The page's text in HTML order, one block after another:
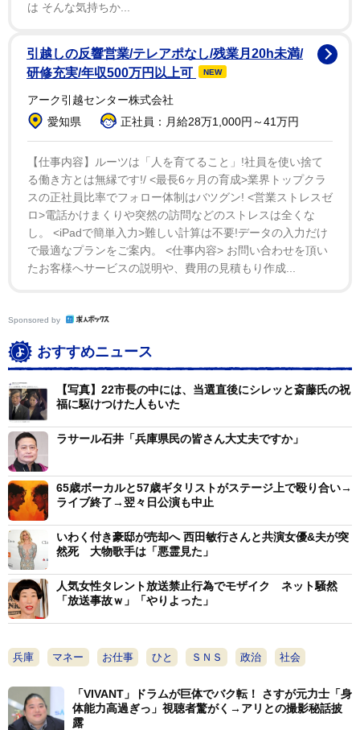
れた形だ。
同県の門隆志県議は、一部で、斎藤知事・片山元副知
事については「書類送検」とし、22市長については「書
類送付」としている報道があると指摘。「何らかの印象
操作してませんかとの疑念。使い分けをしているのであ
れば操作（注：捜査の誤記とみられる）結果送付と書類
送検の違いを聞きたい。」と疑問を投げかけていた。
は そんな気持ちか...
引越しの反響営業/テレアポなし/残業月20h未満/
研修充実/年収500万円以上可
NEW
アーク引越センター株式会社
愛知県
正社員：月給28万1,000円～41万円
【仕事内容】ルーツは「人を育てること」!社員を使い捨て
る働き方とは無縁です!/ <最長6ヶ月の育成>業界トップクラ
スの正社員比率でフォロー体制はバツグン! <営業ストレスゼ
ロ>電話かけまくりや突然の訪問などのストレスは全くな
し。 <iPadで簡単入力>難しい計算は不要!データの入力だけ
で最適なプランをご案内。 <仕事内容> お問い合わせを頂い
たお客様へサービスの説明や、費用の見積もり作成...
Sponsored by
おすすめニュース
【写真】22市長の中には、当選直後にシレッと斎藤氏の祝
福に駆けつけた人もいた
ラサール石井「兵庫県民の皆さん大丈夫ですか」
65歳ボーカルと57歳ギタリストがステージ上で殴り合い→
ライブ終了→翌々日公演も中止
いわく付き豪邸が売却へ 西田敏行さんと共演女優&夫が突
然死 大物歌手は「悪霊見た」
人気女性タレント放送禁止行為でモザイク ネット騒然
「放送事故ｗ」「やりよった」
兵庫 マネー お仕事 ひと ＳＮＳ 政治 社会
「VIVANT」ドラムが巨体でバク転！ さすが元力士「身
体能力高過ぎっ」視聴者驚がく→アリとの撮影秘話披
露